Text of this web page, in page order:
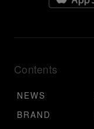
Contents
NEWS
BRAND